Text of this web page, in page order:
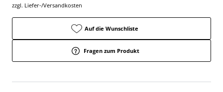
zzgl. Liefer-/Versandkosten
Auf die Wunschliste
Fragen zum Produkt